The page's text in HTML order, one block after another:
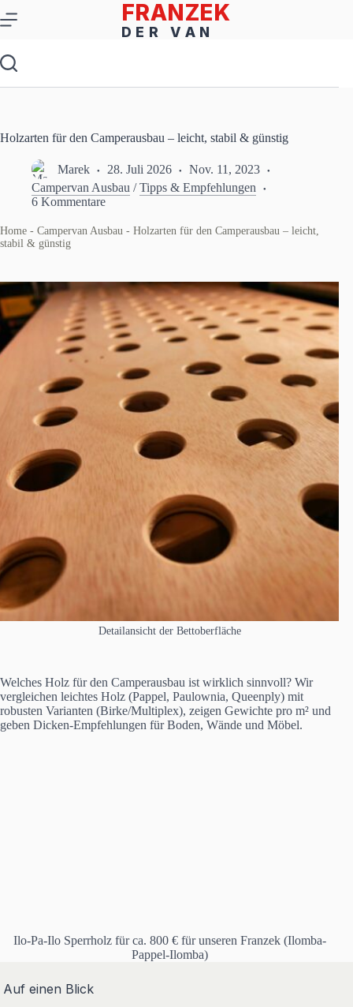
Inhalt
Holzarten für den Camperausbau – leicht, stabil & günstig
Marek 28. Juli 2026
Nov. 11, 2023
Campervan Ausbau /Tipps & Empfehlungen
6 Kommentare
Home - Campervan Ausbau - Holzarten für den Camperausbau – leicht,
stabil & günstig
Detailansicht der Bettoberfläche
Welches Holz für den Camperausbau ist wirklich sinnvoll? Wir
vergleichen leichtes Holz (Pappel, Paulownia, Queenply) mit
robusten Varianten (Birke/Multiplex), zeigen Gewichte pro m² und
geben Dicken-Empfehlungen für Boden, Wände und Möbel.
Ilo-Pa-Ilo Sperrholz für ca. 800 € für unseren Franzek (Ilomba-
Pappel-Ilomba)
Auf einen Blick